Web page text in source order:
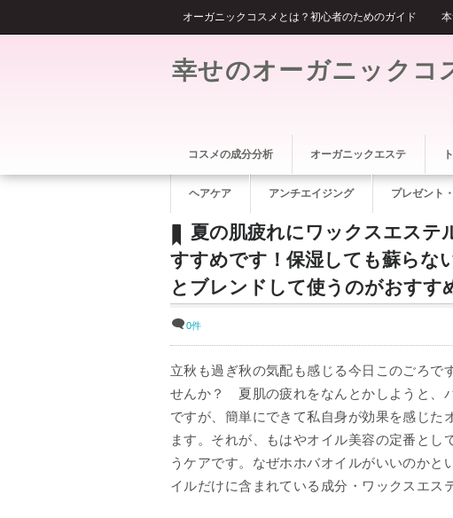
幸せのオーガニックコ
夏の肌疲れにワックスエステ
すすめです！保湿しても蘇らな
とブレンドして使うのがおすす
0件
立秋も過ぎ秋の気配も感じる今日このごろで
せんか？ 夏肌の疲れをなんとかしようと、
ですが、簡単にできて私自身が効果を感じた
ます。それが、もはやオイル美容の定番と
うケアです。なぜホホバオイルがいいのかと
イルだけに含まれている成分・ワックスエス
オーガニックコスメとは？初心者のためのガイド
コスメの成分分析 オーガニックエステ
ヘアケア アンチエイジング プレゼント